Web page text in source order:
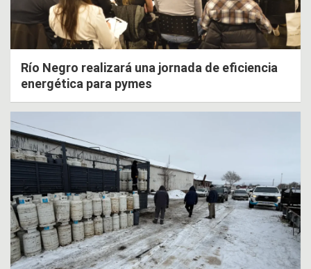
Río Negro realizará una jornada de eficiencia
energética para pymes